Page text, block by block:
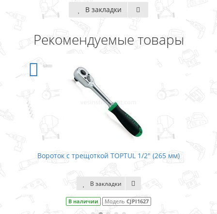
В закладки
Рекомендуемые товары
1/2" (265 мм)
CJPI1627
Вороток с трещоткой
В закладки